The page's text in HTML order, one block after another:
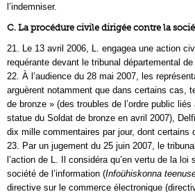
l’indemniser.
C. La procédure civile dirigée contre la
21. Le 13 avril 2006, L. engagea une action
requérante devant le tribunal départemental de
22. À l’audience du 28 mai 2007, les
arguèrent notamment que dans certains cas,
de bronze » (des troubles de l’ordre public
statue du Soldat de bronze en avril 2007),
dix mille commentaires par jour, dont certains
23. Par un jugement du 25 juin 2007, le
l’action de L. Il considéra qu’en vertu de la
société de l’information (Infoühiskonna
directive sur le commerce électronique